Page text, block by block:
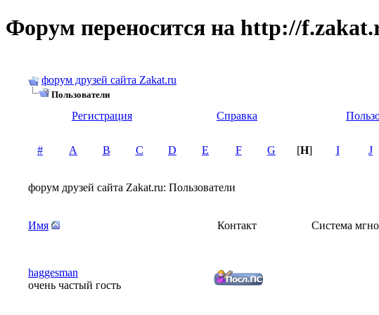
Форум переносится на http://
форум друзей сайта Zakat.ru
Пользователи
Регистрация
Справка
# A B C D E F G [H] I J
форум друзей сайта Zakat.ru: Пользователи
Имя Контакт Система
haggesman
очень частый гость